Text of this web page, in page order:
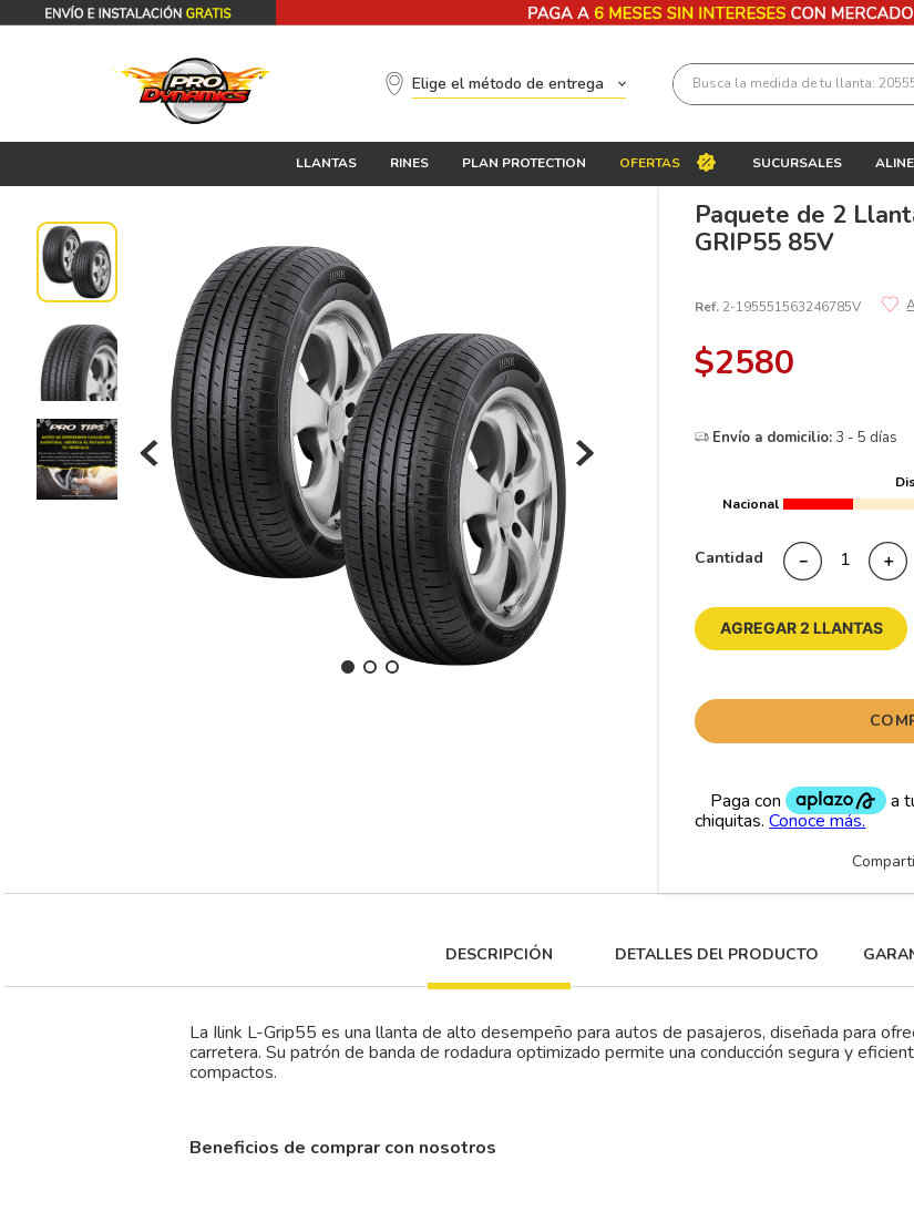
Elige el método de entrega Busca la medida de tu llanta:
LLANTAS RINES PLAN PROTECTION OFERTAS SUCURSALES
Paquete de 2
GRIP55 85V
Ref. 2-195551563246785V
$2580
Envío a domicilio:3 - 5 días
Nacional
Cantidad ＋
－
AGREGAR 2 LLANTAS
DESCRIPCIÓN DETALLES DEl PRODUCTO
La Ilink L-Grip55 es una llanta de alto desempeño para autos de pasajeros, diseñada para
carretera. Su patrón de banda de rodadura optimizado permite una conducción segura y
compactos.
Beneficios de comprar con nosotros
Términos más buscados